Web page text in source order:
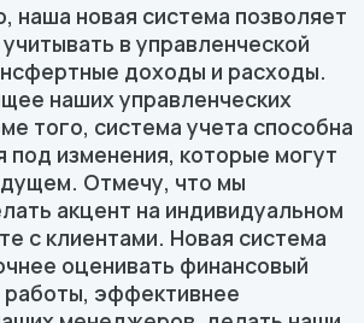
наша новая система позволяет
в управленческой
доходы и расходы.
наших управленческих
того, система учета способна
под изменения, которые могут
Отмечу, что мы
акцент на индивидуальном
с клиентами. Новая система
оценивать финансовый
работы, эффективнее